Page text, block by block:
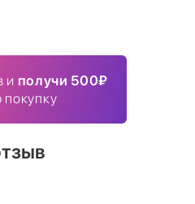
и получи 500₽